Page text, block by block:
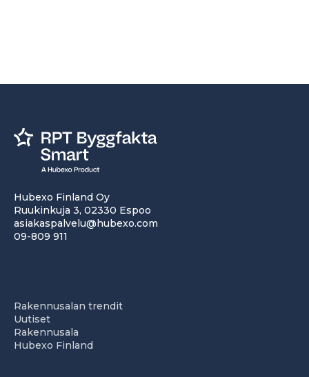
Hubexo Finland Oy
Ruukinkuja 3, 02330 Espoo
asiakaspalvelu@hubexo.com
09-809 911
Rakennusalan trendit
Uutiset
Rakennusala
Hubexo Finland